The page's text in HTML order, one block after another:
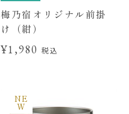
梅乃宿オリジナル前掛
け（紺）
¥1,980 税込
NE
W